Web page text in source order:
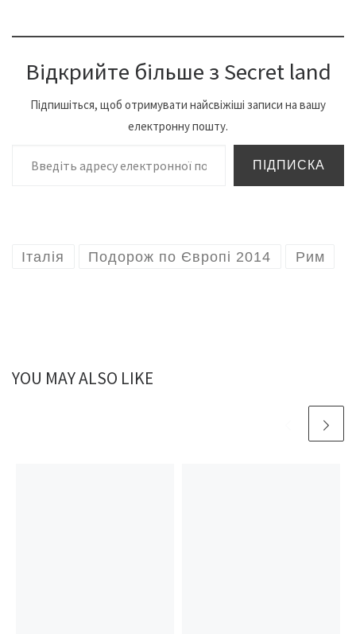
Відкрийте більше з Secret land
Підпишіться, щоб отримувати найсвіжіші записи на вашу
електронну пошту.
Введіть адресу електронної пошти…
ПІДПИСКА
Італія Подорож по Європі 2014 Рим
YOU MAY ALSO LIKE